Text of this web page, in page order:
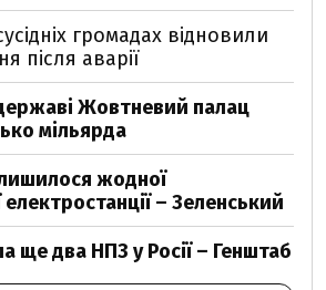
громадах відновили
після аварії
Жовтневий палац
мільярда
жодної
– Зеленський
ще два НПЗ у Росії – Генштаб